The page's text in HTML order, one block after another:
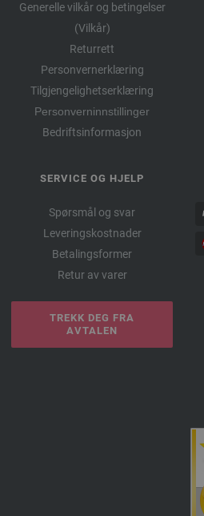
Generelle vilkår og betingelser
(Vilkår)
Returrett
Personvernerklæring
Tilgjengelighetserklæring
Personverninnstillinger
Bedriftsinformasjon
SERVICE OG HJELP
Spørsmål og svar
Leveringskostnader
Betalingsformer
Retur av varer
TREKK DEG FRA
AVTALEN